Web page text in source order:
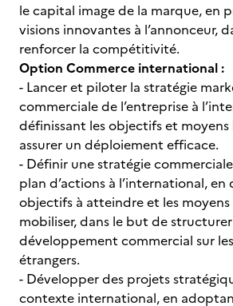
le capital image de la marque, en
visions innovantes à l’annonceur,
renforcer la compétitivité.
Option Commerce international :
- Lancer et piloter la stratégie
commerciale de l’entreprise à
définissant les objectifs et
assurer un déploiement efficace.
- Définir une stratégie
plan d’actions à l’international,
objectifs à atteindre et les moyens
mobiliser, dans le but de
développement commercial sur
étrangers.
- Développer des projets
contexte international, en